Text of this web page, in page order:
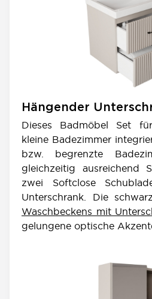
Hängender
Dieses Badmöbel Set
kleine Badezimmer
bzw. begrenzte
gleichzeitig ausreichend
zwei Softclose
Unterschrank. Die
Waschbeckens mit
gelungene optische